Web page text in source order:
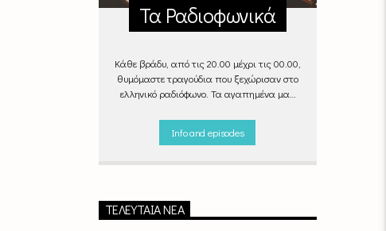
Τα Ραδιοφωνικά
Κάθε βράδυ, από τις 20.00 μέχρι τις 00.00,
θυμόμαστε τραγούδια που ξεχώρισαν στο
ελληνικό ραδιόφωνο. Τα αγαπημένα μας
Που ξέρεις, μπορεί και το δικό σου
αγαπημένο τραγούδι να βρίσκεται μέσα σ’
00:00στονEmpneusi 107 FM.
Info and episodes
ΤΕΛΕΥΤΑΊΑ ΝΈΑ